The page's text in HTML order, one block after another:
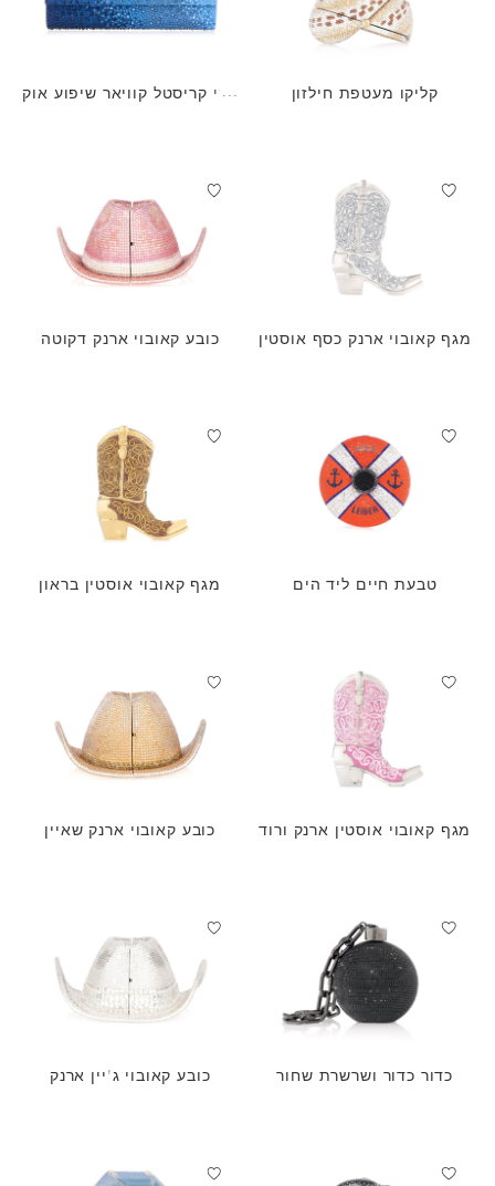
קליקו מעטפת חילזון
פרי קריסטל קוויאר שיפוע אוק
מגף קאובוי ארנק כסף אוסטין כובע קאובוי ארנק דקוטה
טבעת חיים ליד הים מגף קאובוי אוסטין בראון
מגף קאובוי אוסטין ארנק ורוד כובע קאובוי ארנק שאיין
כדור כדור ושרשרת שחור כובע קאובוי ג'יין ארנק